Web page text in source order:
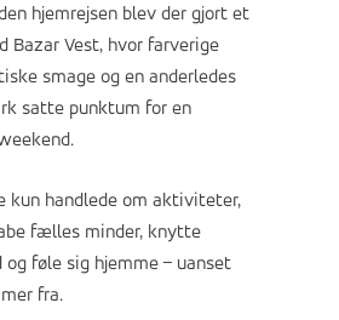
hjemrejsen blev der gjort et
Bazar Vest, hvor farverige
smage og en anderledes
satte punktum for en
kun handlede om aktiviteter,
fælles minder, knytte
føle sig hjemme – uanset
fra.